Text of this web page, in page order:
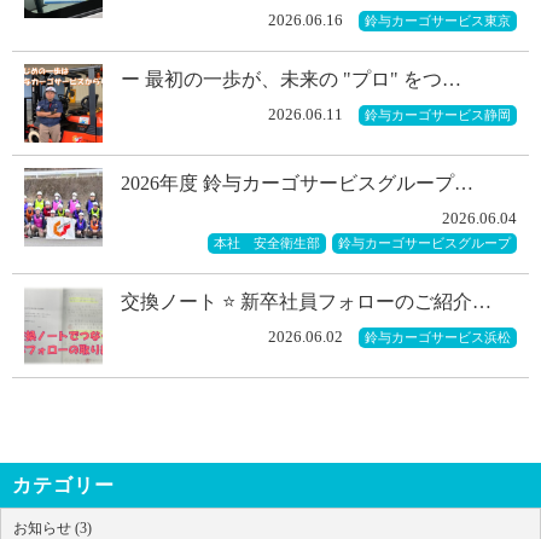
2026.06.16 鈴与カーゴサービス東京
ー 最初の一歩が、未来の "プロ" をつ…
2026.06.11 鈴与カーゴサービス静岡
2026年度 鈴与カーゴサービスグループ…
2026.06.04
本社 安全衛生部 鈴与カーゴサービスグループ
交換ノート ⭐ 新卒社員フォローのご紹介…
2026.06.02 鈴与カーゴサービス浜松
カテゴリー
お知らせ (3)